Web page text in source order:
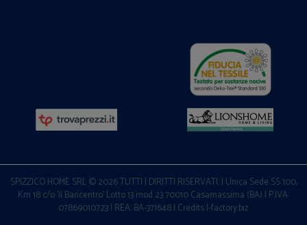
SPIZZICO HOME SRL © 2026 TUTTI I DIRITTI RISERVATI. | Unica Sede SS 100,
Km 18 c/o 'il Baricentro' Lotto 13 mod 23 70010 Casamassima (BA) | P.IVA:
07869010723 | REA: BA-371648 | Credits I-factory.biz